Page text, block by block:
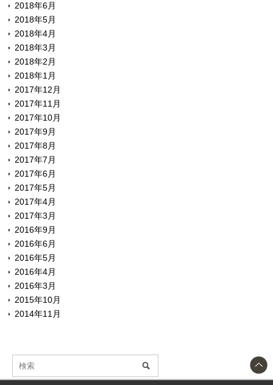
2018年6月
2018年5月
2018年4月
2018年3月
2018年2月
2018年1月
2017年12月
2017年11月
2017年10月
2017年9月
2017年8月
2017年7月
2017年6月
2017年5月
2017年4月
2017年3月
2016年9月
2016年6月
2016年5月
2016年4月
2016年3月
2015年10月
2014年11月